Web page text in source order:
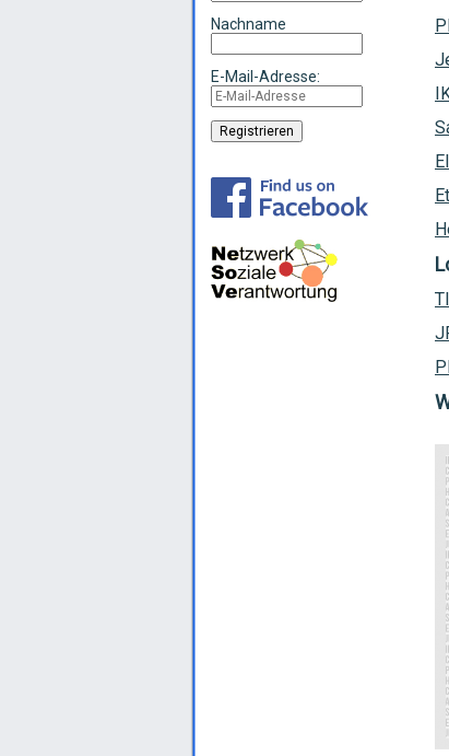
Nachname
E-Mail-Adresse: